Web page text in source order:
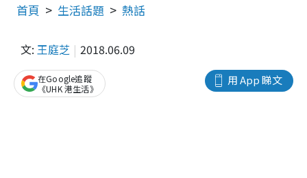
首頁 生活話題 熱話
文: 王庭芝 2018.06.09
用 App 睇文
在Google追蹤
《UHK 港生活》